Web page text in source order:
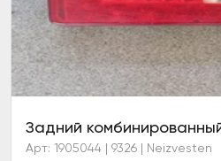
Задний
Арт: 1905044 | 9326 | Neizvesten